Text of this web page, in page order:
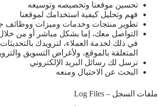
تحسين موقعنا وتخصيصه وتوسيعه
فهم وتحليل كيفية استخدامك لموقعنا
تطوير منتجات وخدمات وميزات ووظائف
التواصل معك، إما بشكل مباشر أو من خلال
في ذلك لخدمة العملاء، لتزويدك
المتعلقة بالموقع، ولأغراض التسويق
نرسل لك رسائل البريد الإلكتروني
البحث عن الاحتيال ومنعه
ملفات السجل – Log Files